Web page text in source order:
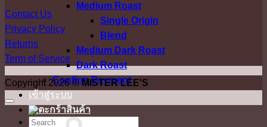
Medium Roast
Single Origin
Blend
Medium Dark Roast
Dark Roast
Confirm Payment
เข้าสู่ระบบ
Contact Us
Privacy Policy
Returns
Term of Service
Copyright 2026 ©MISTER LEE'S
ค้นหา: